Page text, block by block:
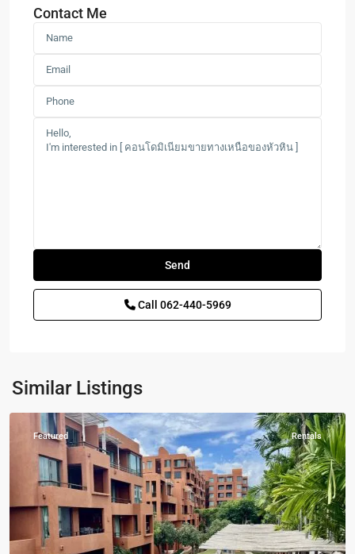
Contact Me
Call 062-440-5969
Similar Listings
Tortugas,
Khao
Tao
Featured Rentals